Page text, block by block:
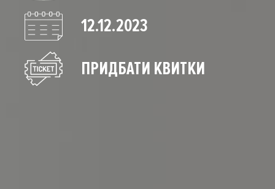
12.12.2023
ПРИДБАТИ КВИТКИ